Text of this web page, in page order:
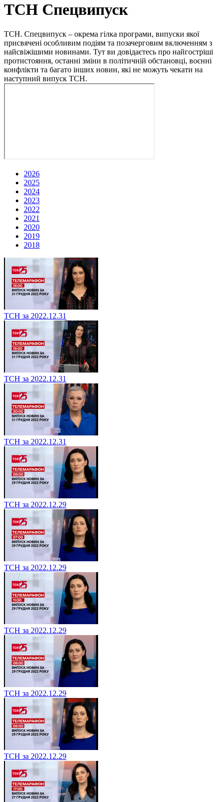
ТСН Спецвипуск
ТСН. Спецвипуск – окрема гілка програми, випуски якої
присвячені особливим подіям та позачерговим включенням з
найсвіжішими новинами. Тут ви довідаєтесь про найгостріші
протистояння, останні зміни в політичній обстановці, воєнні
конфлікти та багато інших новин, які не можуть чекати на
наступний випуск ТСН.
2026
2025
2024
2023
2022
2021
2020
2019
2018
ТСН за 2022.12.31
ТСН за 2022.12.31
ТСН за 2022.12.31
ТСН за 2022.12.29
ТСН за 2022.12.29
ТСН за 2022.12.29
ТСН за 2022.12.29
ТСН за 2022.12.29